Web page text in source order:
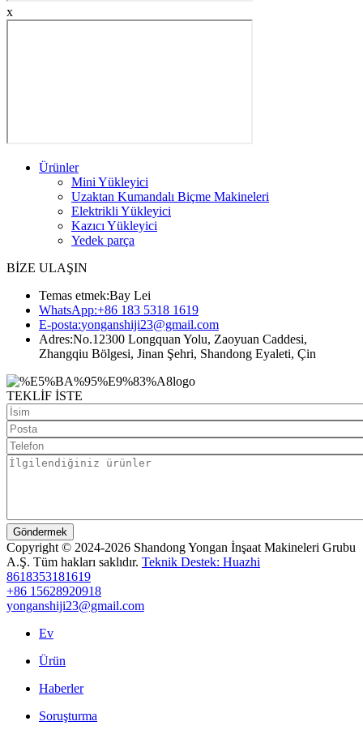
x
Ürünler
Mini Yükleyici
Uzaktan Kumandalı Biçme Makineleri
Elektrikli Yükleyici
Kazıcı Yükleyici
Yedek parça
BİZE ULAŞIN
Temas etmek:Bay Lei
WhatsApp:+86 183 5318 1619
E-posta:yonganshiji23@gmail.com
Adres:No.12300 Longquan Yolu, Zaoyuan Caddesi,
Zhangqiu Bölgesi, Jinan Şehri, Shandong Eyaleti, Çin
TEKLİF İSTE
Göndermek
Copyright © 2024-2026 Shandong Yongan İnşaat Makineleri Grubu
A.Ş. Tüm hakları saklıdır. Teknik Destek: Huazhi
8618353181619
+86 15628920918
yonganshiji23@gmail.com
Ev
Ürün
Haberler
Soruşturma